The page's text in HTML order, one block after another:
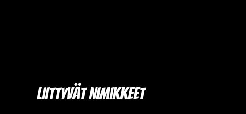
Liittyvät nimikkeet